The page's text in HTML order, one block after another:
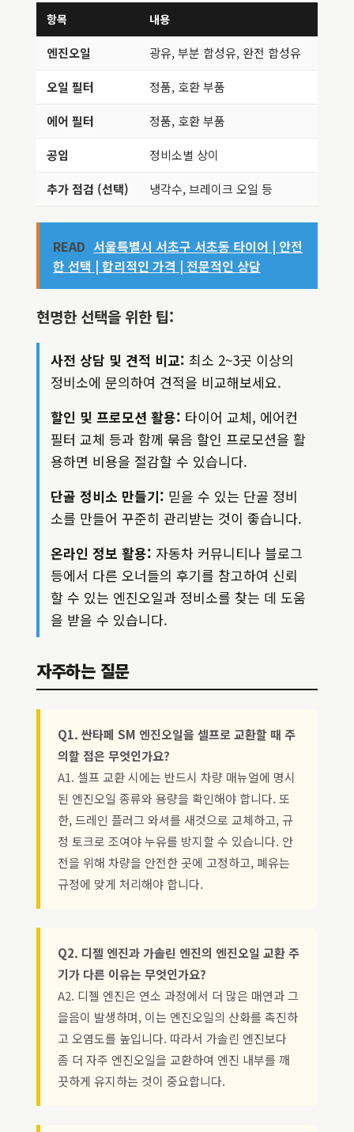
항목 내용
엔진오일 광유, 부분 합성유, 완전 합성유
오일 필터 정품, 호환 부품
에어 필터 정품, 호환 부품
공임 정비소별 상이
추가 점검 (선택) 냉각수, 브레이크 오일 등
READ 서울특별시 서초구 서초동 타이어 | 안전
한 선택 | 합리적인 가격 | 전문적인 상담
현명한 선택을 위한 팁:
사전 상담 및 견적 비교: 최소 2~3곳 이상의
정비소에 문의하여 견적을 비교해보세요.
할인 및 프로모션 활용: 타이어 교체, 에어컨
필터 교체 등과 함께 묶음 할인 프로모션을 활
용하면 비용을 절감할 수 있습니다.
단골 정비소 만들기: 믿을 수 있는 단골 정비
소를 만들어 꾸준히 관리받는 것이 좋습니다.
온라인 정보 활용: 자동차 커뮤니티나 블로그
등에서 다른 오너들의 후기를 참고하여 신뢰
할 수 있는 엔진오일과 정비소를 찾는 데 도움
을 받을 수 있습니다.
자주하는 질문
Q1. 싼타페 SM 엔진오일을 셀프로 교환할 때 주
의할 점은 무엇인가요?
A1. 셀프 교환 시에는 반드시 차량 매뉴얼에 명시
된 엔진오일 종류와 용량을 확인해야 합니다. 또
한, 드레인 플러그 와셔를 새것으로 교체하고, 규
정 토크로 조여야 누유를 방지할 수 있습니다. 안
전을 위해 차량을 안전한 곳에 고정하고, 폐유는
규정에 맞게 처리해야 합니다.
Q2. 디젤 엔진과 가솔린 엔진의 엔진오일 교환 주
기가 다른 이유는 무엇인가요?
A2. 디젤 엔진은 연소 과정에서 더 많은 매연과 그
을음이 발생하며, 이는 엔진오일의 산화를 촉진하
고 오염도를 높입니다. 따라서 가솔린 엔진보다
좀 더 자주 엔진오일을 교환하여 엔진 내부를 깨
끗하게 유지하는 것이 중요합니다.